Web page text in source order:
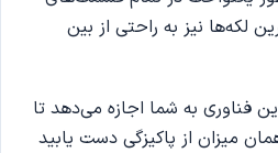
لکه‌ها نیز به راحتی از بین
فناوری به شما اجازه می‌دهد تا
میزان از پاکیزگی دست یابید